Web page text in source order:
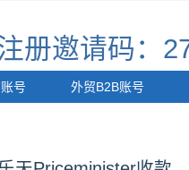
册邀请码：
号 外贸B2B账号